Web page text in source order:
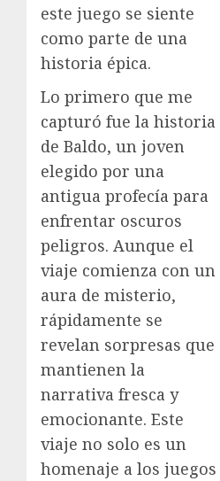
este juego se siente
como parte de una
historia épica.
Lo primero que me
capturó fue la historia
de Baldo, un joven
elegido por una
antigua profecía para
enfrentar oscuros
peligros. Aunque el
viaje comienza con un
aura de misterio,
rápidamente se
revelan sorpresas que
mantienen la
narrativa fresca y
emocionante. Este
viaje no solo es un
homenaje a los juegos